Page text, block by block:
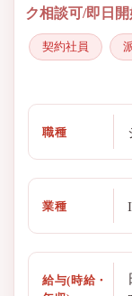
ク相談可/即日
契約社員
職種
業種
給与(時給・